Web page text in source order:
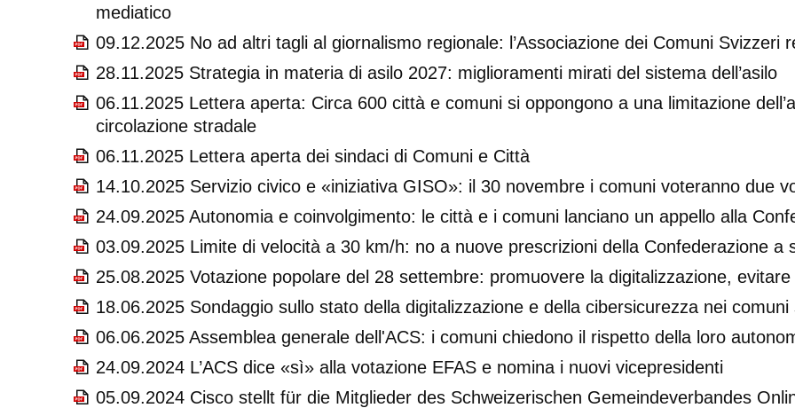
mediatico
09.12.2025 No ad altri tagli al giornalismo regionale: l’Associazione dei Comuni Svizzeri
28.11.2025 Strategia in materia di asilo 2027: miglioramenti mirati del sistema dell’asilo
06.11.2025 Lettera aperta: Circa 600 città e comuni si oppongono a una limitazione
circolazione stradale
06.11.2025 Lettera aperta dei sindaci di Comuni e Città
14.10.2025 Servizio civico e «iniziativa GISO»: il 30 novembre i comuni voteranno due
24.09.2025 Autonomia e coinvolgimento: le città e i comuni lanciano un appello alla
03.09.2025 Limite di velocità a 30 km/h: no a nuove prescrizioni della Confederazione a
25.08.2025 Votazione popolare del 28 settembre: promuovere la digitalizzazione,
18.06.2025 Sondaggio sullo stato della digitalizzazione e della cibersicurezza nei comuni
06.06.2025 Assemblea generale dell'ACS: i comuni chiedono il rispetto della loro
24.09.2024 L’ACS dice «sì» alla votazione EFAS e nomina i nuovi vicepresidenti
05.09.2024 Cisco stellt für die Mitglieder des Schweizerischen Gemeindeverbandes